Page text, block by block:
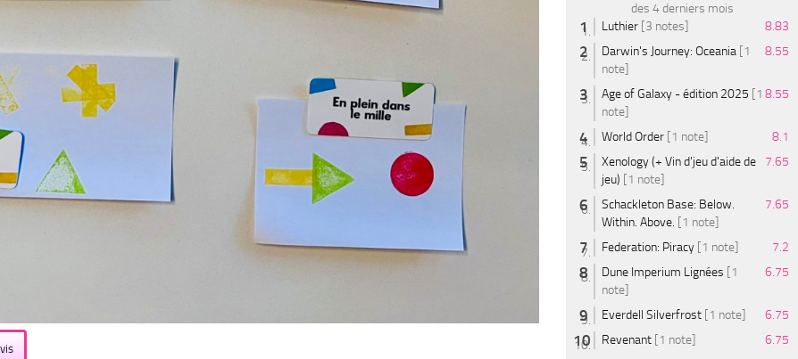
des 4 derniers mois
Luthier [3 notes]
8.83
Darwin's Journey: Oceania [1
note]
8.55
Age of Galaxy - édition 2025 [1
note]
8.55
World Order [1 note]
8.1
Xenology (+ Vin d'jeu d'aide de
jeu) [1 note]
7.65
Schackleton Base: Below.
Within. Above. [1 note]
7.65
Federation: Piracy [1 note]
7.2
Dune Imperium Lignées [1
note]
6.75
Everdell Silverfrost [1 note]
6.75
Revenant [1 note] 6.75